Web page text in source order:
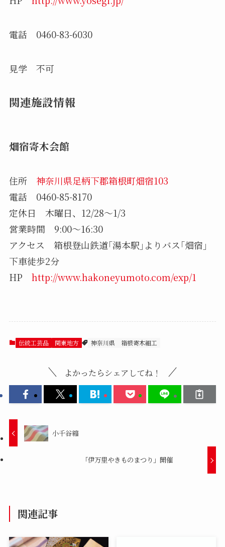
電話 0460-83-6030
見学 不可
関連施設情報
畑宿寄木会館
住所 神奈川県足柄下郡箱根町畑宿103
電話 0460-85-8170
定休日 木曜日、12/28～1/3
営業時間 9:00～16:30
アクセス 箱根登山鉄道｢湯本駅｣よりバス｢畑宿｣
下車徒歩2分
HP http://www.hakoneyumoto.com/exp/1
伝統工芸品 関東地方 神奈川県 箱根寄木細工
よかったらシェアしてね！
小千谷縮
「伊万里やきものまつり」開催
関連記事